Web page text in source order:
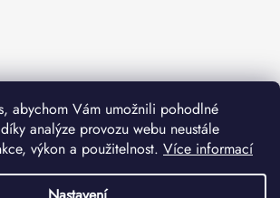
abychom Vám umožnili pohodlné
analýze provozu webu neustále
výkon a použitelnost. Více informací
Sledovat na Instagramu